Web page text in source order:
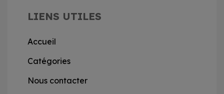
LIENS UTILES
Accueil
Catégories
Nous contacter